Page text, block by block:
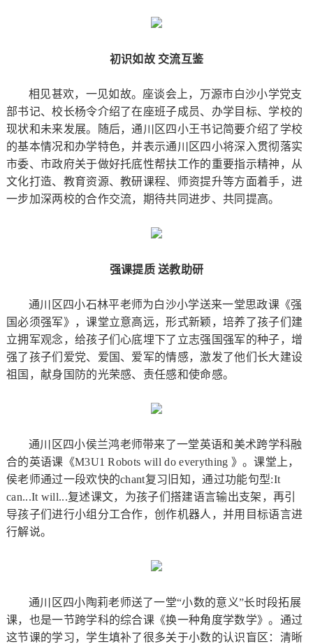
初识如故 交流互鉴
相见甚欢，一见如故。座谈会上，万源市白沙小学党支
部书记、校长杨令介绍了在座班子成员、办学目标、学校的
现状和未来发展。随后，通川区四小王书记简要介绍了学校
的基本情况和办学特色，并表示通川区四小将深入贯彻落实
市委、市政府关于做好托底性帮扶工作的重要指示精神，从
文化打造、教育资源、教研课程、师资提升等方面着手，进
一步加深两校的合作交流，期待共同进步、共同提高。
强课提质 送教助研
通川区四小石林平老师为白沙小学送来一堂思政课《强
国必须强军》，课堂立意高远，形式新颖，培养了孩子们建
立拥军观念，给孩子们心底埋下了立志强国强军的种子，增
强了孩子们爱党、爱国、爱军的情感，激发了他们长大建设
祖国，献身国防的光荣感、责任感和使命感。
通川区四小侯兰鸿老师带来了一堂英语和美术跨学科融
合的英语课《M3U1 Robots will do everything 》。课堂上，
侯老师通过一段欢快的chant复习旧知，通过功能句型:It
can...It will...复述课文，为孩子们搭建语言输出支架，再引
导孩子们进行小组分工合作，创作机器人，并用目标语言进
行解说。
通川区四小陶莉老师送了一堂“小数的意义”长时段拓展
课，也是一节跨学科的综合课《换一种角度学数学》。通过
这节课的学习，学生填补了很多关于小数的认识盲区：清晰